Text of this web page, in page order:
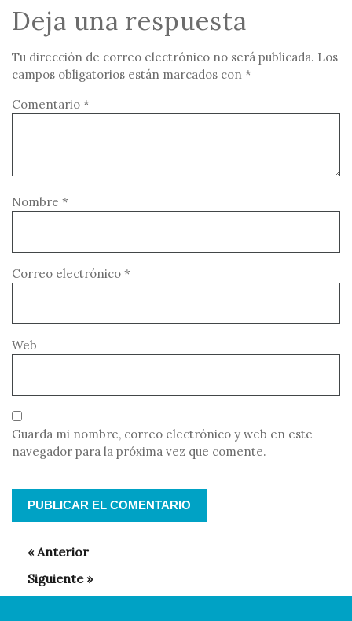
Deja una respuesta
Tu dirección de correo electrónico no será publicada. Los
campos obligatorios están marcados con *
Comentario *
Nombre *
Correo electrónico *
Web
Guarda mi nombre, correo electrónico y web en este
navegador para la próxima vez que comente.